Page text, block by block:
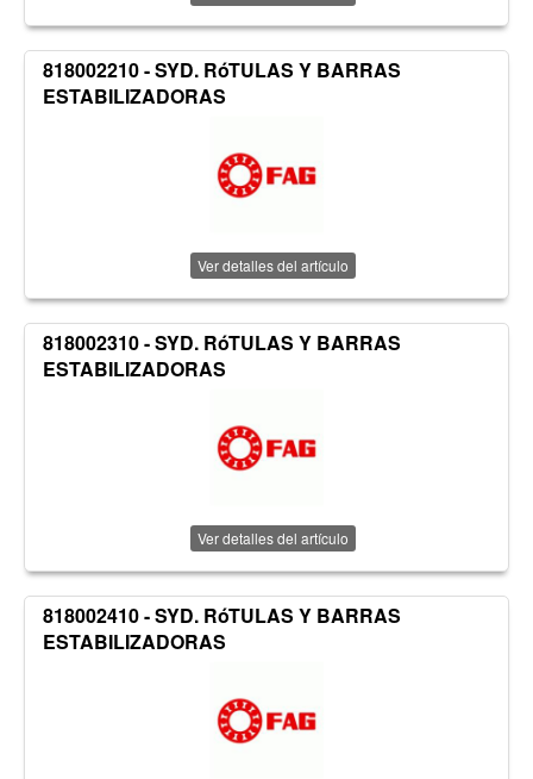
818002210 - SYD. RóTULAS Y BARRAS
ESTABILIZADORAS
Ver detalles del artículo
818002310 - SYD. RóTULAS Y BARRAS
ESTABILIZADORAS
Ver detalles del artículo
818002410 - SYD. RóTULAS Y BARRAS
ESTABILIZADORAS